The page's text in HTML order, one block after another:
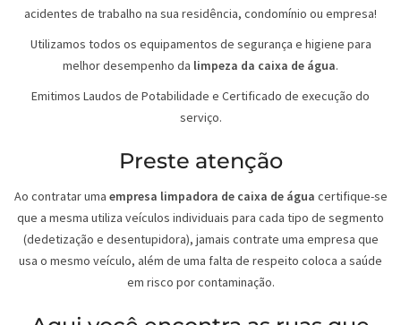
acidentes de trabalho na sua residência, condomínio ou empresa!
Utilizamos todos os equipamentos de segurança e higiene para
melhor desempenho da limpeza da caixa de água.
Emitimos Laudos de Potabilidade e Certificado de execução do
serviço.
Preste atenção
Ao contratar uma empresa limpadora de caixa de água certifique-se
que a mesma utiliza veículos individuais para cada tipo de segmento
(dedetização e desentupidora), jamais contrate uma empresa que
usa o mesmo veículo, além de uma falta de respeito coloca a saúde
em risco por contaminação.